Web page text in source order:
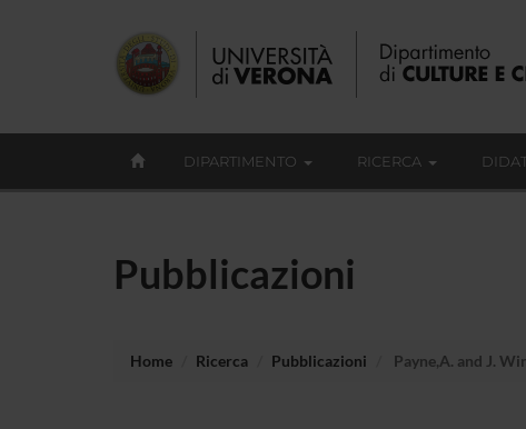
DIPARTIMENTO RICERCA
Pubblicazioni
Home Ricerca Pubblicazioni Payne,A. and J.